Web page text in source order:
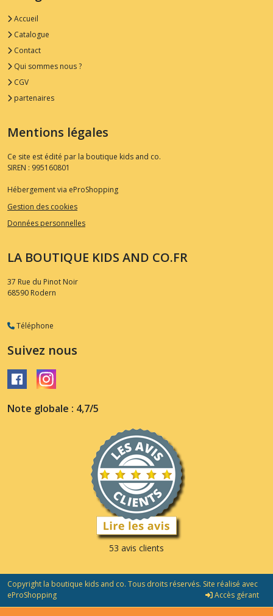
Accueil
Catalogue
Contact
Qui sommes nous ?
CGV
partenaires
Mentions légales
Ce site est édité par la boutique kids and co.
SIREN : 995160801
Hébergement via eProShopping
Gestion des cookies
Données personnelles
LA BOUTIQUE KIDS AND CO.FR
37 Rue du Pinot Noir
68590 Rodern
Téléphone
Suivez nous
Note globale : 4,7/5
53 avis clients
Copyright la boutique kids and co. Tous droits réservés. Site réalisé avec
eProShopping
Accès gérant